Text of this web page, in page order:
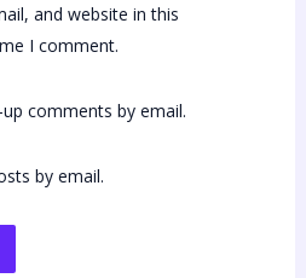
and website in this
I comment.
comments by email.
by email.